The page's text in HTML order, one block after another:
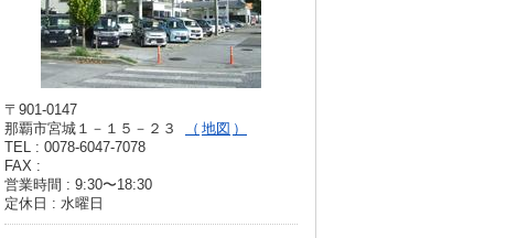
〒901-0147
那覇市宮城１－１５－２３
地図
TEL : 0078-6047-7078
FAX :
営業時間 : 9:30〜18:30
定休日 : 水曜日